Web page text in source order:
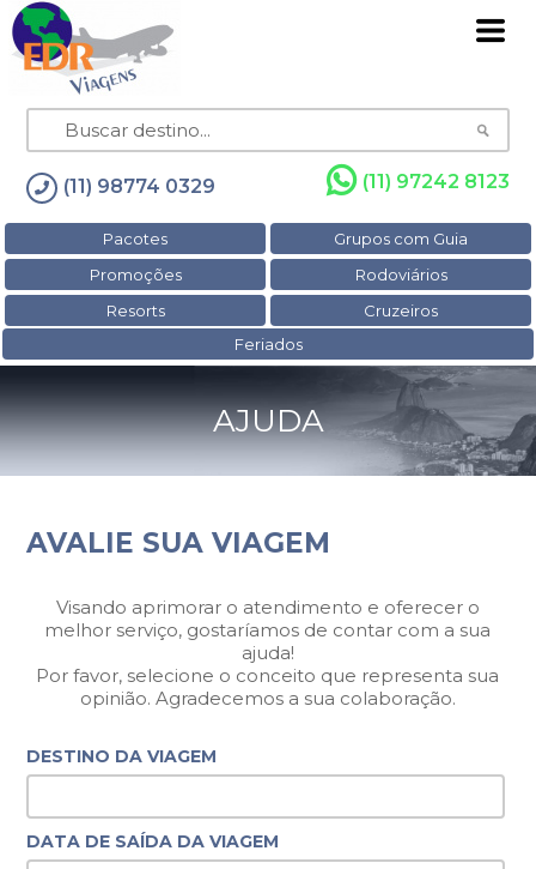
(11) 98774 0329 (11) 97242 8123
Pacotes
Grupos com Guia
Promoções
Rodoviários
Resorts
Cruzeiros
Feriados
AJUDA
AVALIE SUA VIAGEM
Visando aprimorar o atendimento e oferecer o
melhor serviço, gostaríamos de contar com a sua
ajuda!
Por favor, selecione o conceito que representa sua
opinião. Agradecemos a sua colaboração.
DESTINO DA VIAGEM
DATA DE SAÍDA DA VIAGEM